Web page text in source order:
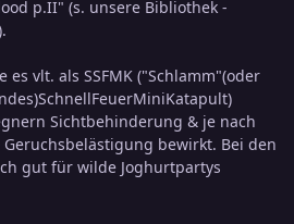
p.II" (s. unsere Bibliothek -
es vlt. als SSFMK ("Schlamm"(oder
Sichtbehinderung & je nach
bewirkt. Bei den
gut für wilde Joghurtpartys